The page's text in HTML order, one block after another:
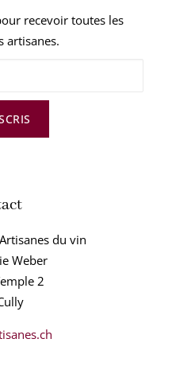
recevoir toutes les
artisanes.
du vin
Weber
2